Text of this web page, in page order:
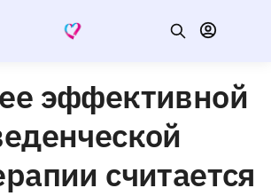
эффективной
считается